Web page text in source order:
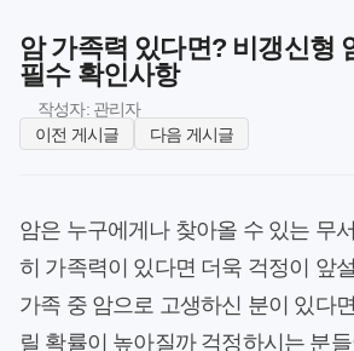
암 가족력 있다면? 비갱신형
필수 확인사항
작성자: 관리자
이전 게시글
다음 게시글
암은 누구에게나 찾아올 수 있는 무
히 가족력이 있다면 더욱 걱정이 앞
가족 중 암으로 고생하신 분이 있다
릴 확률이 높아질까 걱정하시는 분